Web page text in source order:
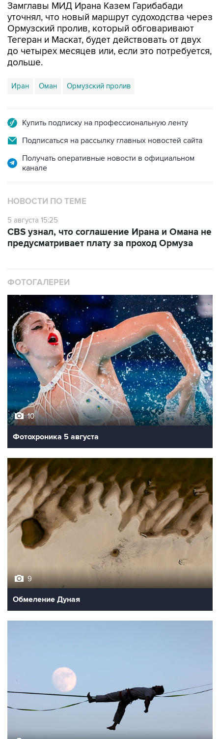
Замглавы МИД Ирана Казем Гарибабади
уточнял, что новый маршрут судоходства через
Ормузский пролив, который обговаривают
Тегеран и Маскат, будет действовать от двух
до четырех месяцев или, если это потребуется,
дольше.
Иран Оман Ормузский пролив
Купить подписку на профессиональную ленту
Подписаться на рассылку главных новостей сайта
Получать оперативные новости в официальном
канале
НОВОСТИ ПО ТЕМЕ
5 августа 15:25
CBS узнал, что соглашение Ирана и Омана не
предусматривает плату за проход Ормуза
ФОТОГАЛЕРЕИ
10
Фотохроника 5 августа
9
Обмеление Дуная